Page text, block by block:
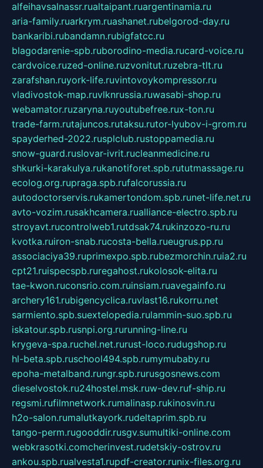
alfeihavsalnassr.rualtaipant.ruargentinamia.ru
aria-family.ruarkrym.ruashanet.rubelgorod-day.ru
bankaribi.rubandamn.rubigfatcc.ru
blagodarenie-spb.ruborodino-media.rucard-voice.ru
cardvoice.ruzed-online.ruzvonitut.ruzebra-tlt.ru
zarafshan.ruyork-life.ruvintovoykompressor.ru
vladivostok-map.ruvlknrussia.ruwasabi-shop.ru
webamator.ruzaryna.ruyoutubefree.rux-ton.ru
trade-farm.rutajuncos.rutaksu.rutor-lyubov-i-grom.ru
spayderhed-2022.rusplclub.rustoppamedia.ru
snow-guard.ruslovar-ivrit.rucleanmedicine.ru
shkurki-karakulya.rukanotiforet.spb.rututmassage.ru
ecolog.org.rupraga.spb.rufalcorussia.ru
autodoctorservis.rukamertondom.spb.runet-life.net.ru
avto-vozim.rusakhcamera.rualliance-electro.spb.ru
stroyavt.rucontrolweb1.rutdsak74.rukinzozo-ru.ru
kvotka.ruiron-snab.rucosta-bella.rueugrus.pp.ru
associaciya39.ruprimexpo.spb.rubezmorchin.ruia2.ru
cpt21.ruispecspb.ruregahost.rukolosok-elita.ru
tae-kwon.ruconsrio.com.ruinsiam.ruavegainfo.ru
archery161.rubigencyclica.ruvlast16.rukorru.net
sarmiento.spb.suextelopedia.rulammin-suo.spb.ru
iskatour.spb.rusnpi.org.rurunning-line.ru
krygeva-spa.ruchel.net.rurust-loco.rudugshop.ru
hl-beta.spb.ruschool494.spb.rumymubaby.ru
epoha-metalband.rungr.spb.rurusgosnews.com
dieselvostok.ru24hostel.msk.ruw-dev.ruf-ship.ru
regsmi.rufilmnetwork.rumalinasp.rukinosvin.ru
h2o-salon.rumalutkayork.rudeltaprim.spb.ru
tango-perm.rugooddir.rusgv.sumultiki-online.com
webkrasotki.comcherinvest.rudetskiy-ostrov.ru
ankou.spb.rualvesta1.rupdf-creator.runix-files.org.ru